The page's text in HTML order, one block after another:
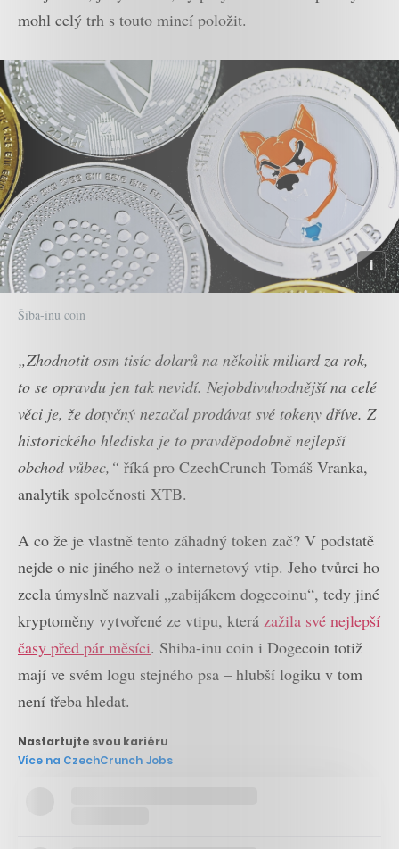
mohl celý trh s touto mincí položit.
Šiba-inu coin
„Zhodnotit osm tisíc dolarů na několik miliard za rok,
to se opravdu jen tak nevidí. Nejobdivuhodnější na celé
věci je, že dotyčný nezačal prodávat své tokeny dříve. Z
historického hlediska je to pravděpodobně nejlepší
obchod vůbec,“ říká pro CzechCrunch Tomáš Vranka,
analytik společnosti XTB.
A co že je vlastně tento záhadný token zač? V podstatě
nejde o nic jiného než o internetový vtip. Jeho tvůrci ho
zcela úmyslně nazvali „zabijákem dogecoinu“, tedy jiné
kryptoměny vytvořené ze vtipu, která zažila své nejlepší
časy před pár měsíci. Shiba-inu coin i Dogecoin totiž
mají ve svém logu stejného psa – hlubší logiku v tom
není třeba hledat.
Nastartujte svou kariéru
Více na CzechCrunch Jobs